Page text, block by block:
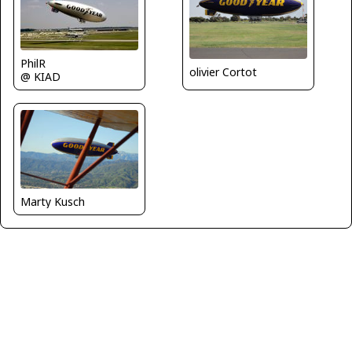
PhilR
@ KIAD
olivier Cortot
Marty Kusch